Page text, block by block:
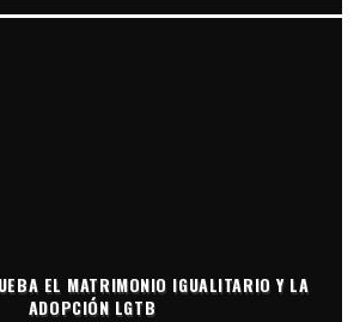
EL MATRIMONIO IGUALITARIO Y LA
ADOPCIÓN LGTB